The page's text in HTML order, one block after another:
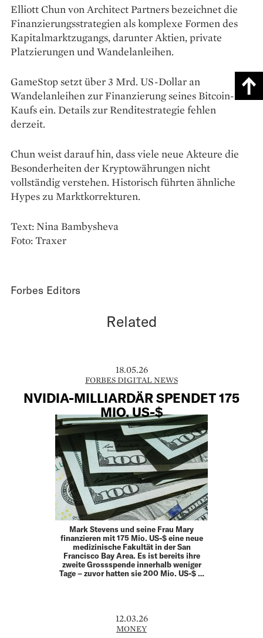
Elliott Chun von Architect Partners bezeichnet die
Finanzierungsstrategien als komplexe Formen des
Kapitalmarktzugangs, darunter Aktien, private
Platzierungen und Wandelanleihen.
GameStop setzt über 3 Mrd. US-Dollar an
Wandelanleihen zur Finanzierung seines Bitcoin-
Kaufs ein. Details zur Renditestrategie fehlen
derzeit.
Chun weist darauf hin, dass viele neue Akteure die
Besonderheiten der Kryptowährungen nicht
vollständig verstehen. Historisch führten ähnliche
Hypes zu Marktkorrekturen.
Text: Nina Bambysheva
Foto: Traxer
Forbes Editors
Related
18.05.26
FORBES DIGITAL NEWS
NVIDIA-MILLIARDÄR SPENDET 175
MIO. US-$
Mark Stevens und seine Frau Mary
finanzieren mit 175 Mio. US-$ eine neue
medizinische Fakultät in der San
Francisco Bay Area. Es ist bereits ihre
zweite Grossspende innerhalb weniger
Tage – zuvor hatten sie 200 Mio. US-$ …
12.03.26
MONEY